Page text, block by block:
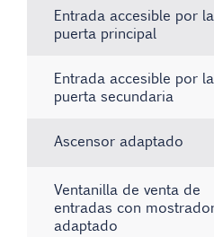
Entrada accesible por la
puerta principal
Entrada accesible por la
puerta secundaria
Ascensor adaptado
Ventanilla de venta de
entradas con mostrador
adaptado